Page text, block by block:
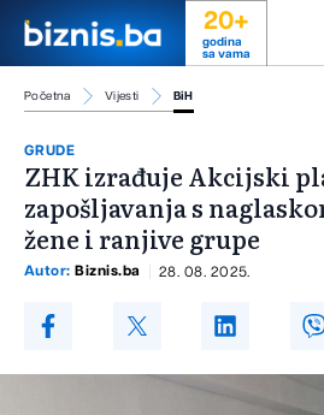
20+
godina
sa vama
Početna Vijesti BiH
GRUDE
ZHK izrađuje Akcijski
zapošljavanja s
žene i ranjive grupe
Autor: Biznis.ba 28. 08. 2025.